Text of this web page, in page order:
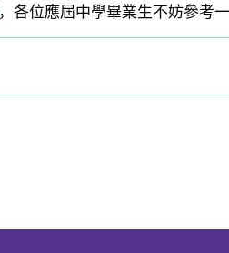
，各位應屆中學畢業生不妨參考一